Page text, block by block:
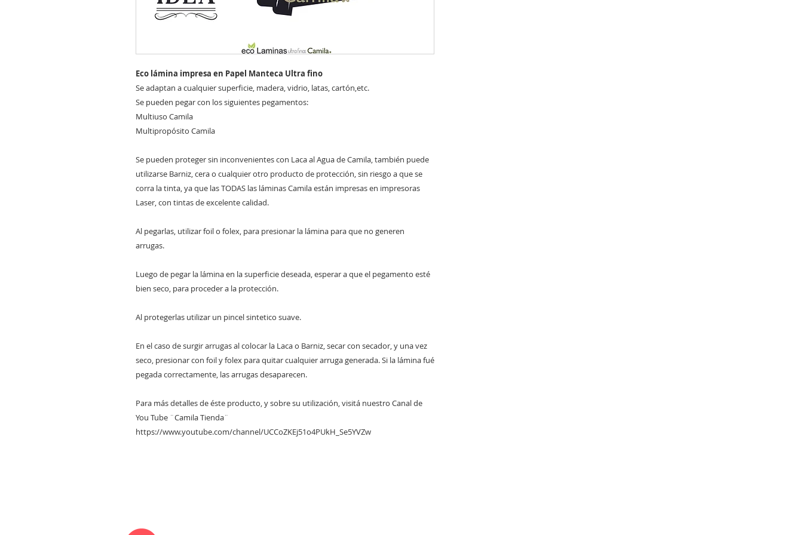
Eco lámina impresa en Papel Manteca Ultra fino
Se adaptan a cualquier superficie, madera, vidrio, latas, cartón,etc.
Se pueden pegar con los siguientes pegamentos:
Multiuso Camila
Multipropósito Camila
Se pueden proteger sin inconvenientes con Laca al Agua de Camila, también puede
utilizarse Barniz, cera o cualquier otro producto de protección, sin riesgo a que se
corra la tinta, ya que las TODAS las láminas Camila están impresas en impresoras
Laser, con tintas de excelente calidad.
Al pegarlas, utilizar foil o folex, para presionar la lámina para que no generen
arrugas.
Luego de pegar la lámina en la superficie deseada, esperar a que el pegamento esté
bien seco, para proceder a la protección.
Al protegerlas utilizar un pincel sintetico suave.
En el caso de surgir arrugas al colocar la Laca o Barniz, secar con secador, y una vez
seco, presionar con foil y folex para quitar cualquier arruga generada. Si la lámina fué
pegada correctamente, las arrugas desaparecen.
Para más detalles de éste producto, y sobre su utilización, visitá nuestro Canal de
You Tube ¨Camila Tienda¨
https://www.youtube.com/channel/UCCoZKEj51o4PUkH_Se5YVZw